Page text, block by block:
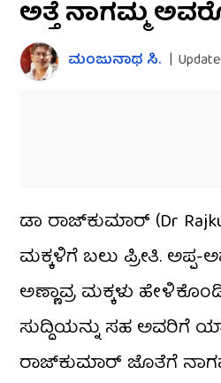
seconds
of
secondsVolume
0%
ಅತ್ತೆ ನಾಗಮ್ಮ
ಮಂಜುನಾಥ ಸಿ. |
ಡಾ ರಾಜ್​ಕುಮಾರ್ (Dr
ಮಕ್ಕಳಿಗೆ ಬಲು ಪ್ರೀತಿ. ಅಪ್ಪ-
ಅಣ್ಣಾವ್ರ ಮಕ್ಕಳು
ಸುದ್ದಿಯನ್ನು ಸಹ ಅವರಿಗೆ
ರಾಜ್​ಕುಮಾರ್ ಜೊತೆಗೆ